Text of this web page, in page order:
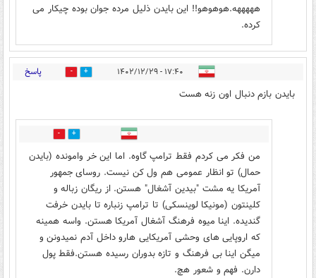
هههههه.هوهوهو!! این بایدن ذلیل مرده جوان بوده چیکار می
کرده.
۱۷:۴۰ - ۱۴۰۲/۱۲/۲۹ 7 پاسخ
بایدن بازم دنبال اون زنه هست
9
من فکر می کردم فقط ترامپ گاوه. اما این خر وامونده (بایدن
حمال) تو انظار عمومی هم ول کن نیست. روسای جمهور
آمریکا یه مشت "بیدین آشغال" هستن. از ریگان زباله و
کلینتون (مونیکا لوینسکی) تا ترامپ زنباره تا بایدن خرفت
گندیده. اینا میوه فرهنگ آشغال آمریکا هستن. واسه همینه
که اروپایی های وحشی آمریکایی هارو داخل آدم نمیدونن و
میگن اینا بی فرهنگ و تازه بدوران رسیده هستن.فقط پول
دارن. فهم و شعور هچ.